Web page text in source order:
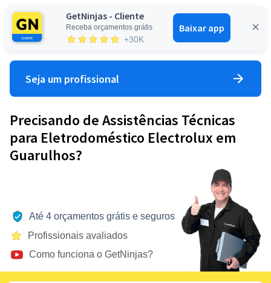
GetNinjas - Cliente
Receba orçamentos grátis
+30K
Baixar app
Entrar
Seja um profissional
Precisando de Assistências Técnicas
para Eletrodoméstico Electrolux em
Guarulhos?
Até 4 orçamentos grátis e seguros
Profissionais avaliados
Como funciona o GetNinjas?